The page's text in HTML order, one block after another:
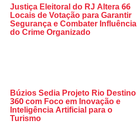
Justiça Eleitoral do RJ Altera 66
Locais de Votação para Garantir
Segurança e Combater Influência
do Crime Organizado
Búzios Sedia Projeto Rio Destino
360 com Foco em Inovação e
Inteligência Artificial para o
Turismo